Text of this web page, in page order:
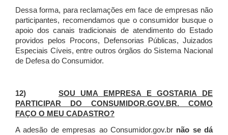
Dessa forma, para reclamações em face de empresas não
participantes, recomendamos que o consumidor busque o
apoio dos canais tradicionais de atendimento do Estado
providos pelos Procons, Defensorias Públicas, Juizados
Especiais Cíveis, entre outros órgãos do Sistema Nacional
de Defesa do Consumidor.
12) SOU UMA EMPRESA E GOSTARIA DE
PARTICIPAR DO CONSUMIDOR.GOV.BR. COMO
FAÇO O MEU CADASTRO?
A adesão de empresas ao Consumidor.gov.br não se dá